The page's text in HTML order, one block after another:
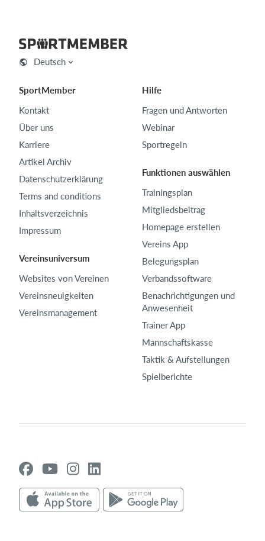
Deutsch
SportMember
Kontakt
Über uns
Karriere
Artikel Archiv
Datenschutzerklärung
Terms and conditions
Inhaltsverzeichnis
Impressum
Vereinsuniversum
Websites von Vereinen
Vereinsneuigkeiten
Vereinsmanagement
Hilfe
Fragen und Antworten
Webinar
Sportregeln
Funktionen auswählen
Trainingsplan
Mitgliedsbeitrag
Homepage erstellen
Vereins App
Belegungsplan
Verbandssoftware
Benachrichtigungen und
Anwesenheit
Trainer App
Mannschaftskasse
Taktik & Aufstellungen
Spielberichte